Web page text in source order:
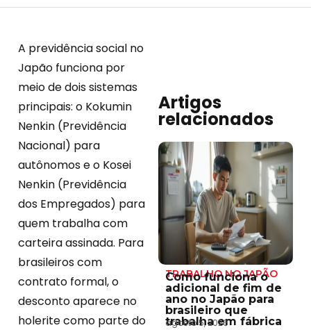
A previdência social no
Japão funciona por
meio de dois sistemas
principais: o Kokumin
Nenkin (Previdência
Nacional) para
autônomos e o Kosei
Nenkin (Previdência
dos Empregados) para
quem trabalha com
carteira assinada. Para
brasileiros com
contrato formal, o
desconto aparece no
holerite como parte do
Artigos
relacionados
TRABALHO NO JAPÃO
Como funciona o
adicional de fim de
ano no Japão para
brasileiro que
trabalha em fábrica
agosto 5, 2026